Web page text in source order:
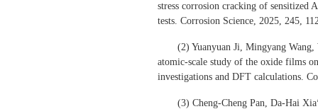
stress corrosion cracking of sensitized
tests. Corrosion Science, 2025, 245,
(2) Yuanyuan Ji, Mingyang
atomic-scale study of the oxide films
investigations and DFT calculations.
(3) Cheng-Cheng Pan, Da-Hai